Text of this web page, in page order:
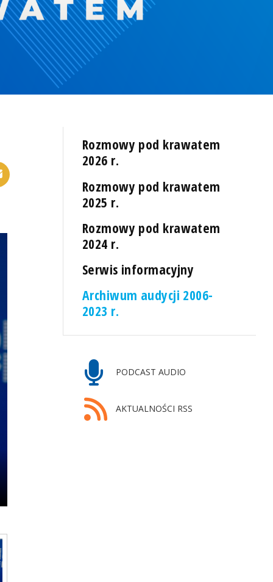
Rozmowy pod krawatem
2026 r.
Rozmowy pod krawatem
2025 r.
Rozmowy pod krawatem
2024 r.
Serwis informacyjny
Archiwum audycji 2006-
2023 r.
PODCAST AUDIO
AKTUALNOŚCI RSS